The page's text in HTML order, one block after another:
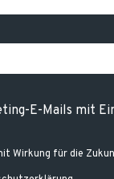
E-Mails mit
Wirkung für die